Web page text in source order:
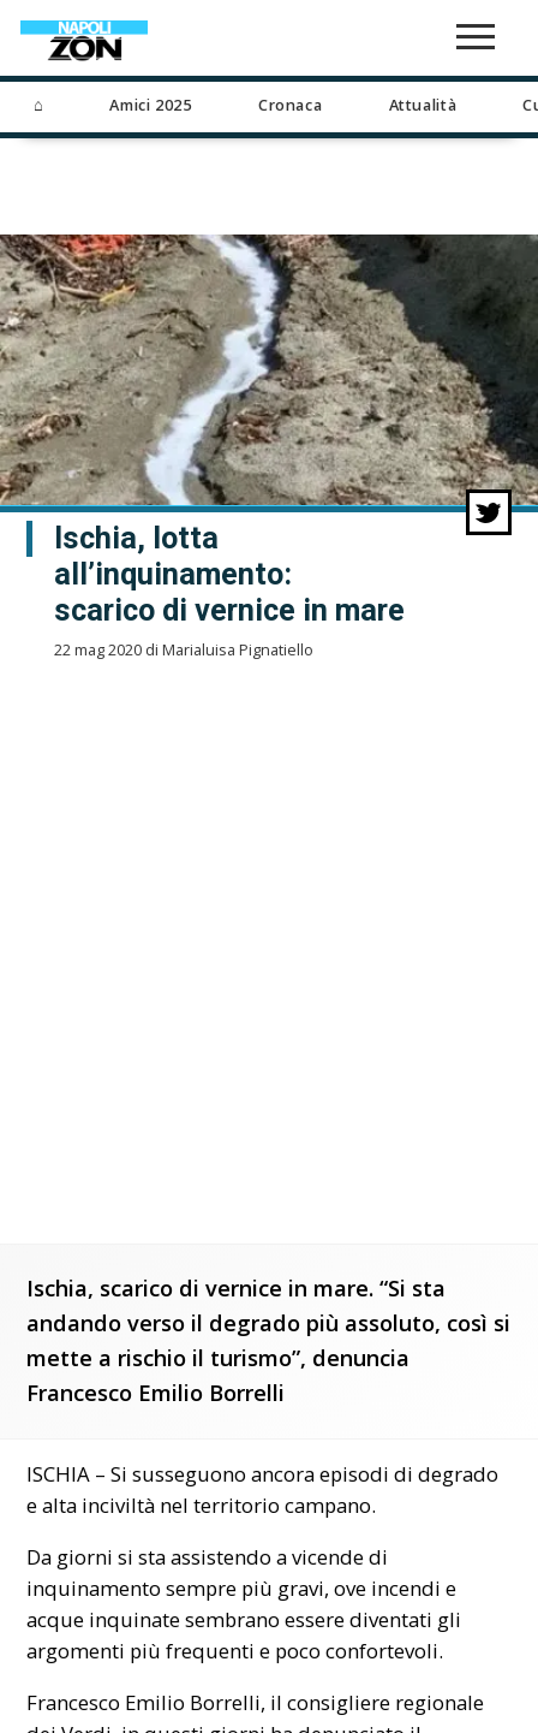
⌂ Amici 2025 Cronaca Attualità
Ischia, lotta
all’inquinamento:
scarico di vernice in mare
22 mag 2020 di Marialuisa Pignatiello
Ischia, scarico di vernice in mare. “Si sta
andando verso il degrado più assoluto, così si
mette a rischio il turismo”, denuncia
Francesco Emilio Borrelli
ISCHIA – Si susseguono ancora episodi di degrado
e alta inciviltà nel territorio campano.
Da giorni si sta assistendo a vicende di
inquinamento sempre più gravi, ove incendi e
acque inquinate sembrano essere diventati gli
argomenti più frequenti e poco confortevoli.
Francesco Emilio Borrelli, il consigliere regionale